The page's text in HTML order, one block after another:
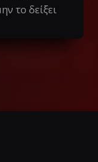
το δείξει